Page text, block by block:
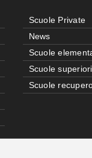
Scuole Private
News
Scuole
Scuole superiori
Scuole